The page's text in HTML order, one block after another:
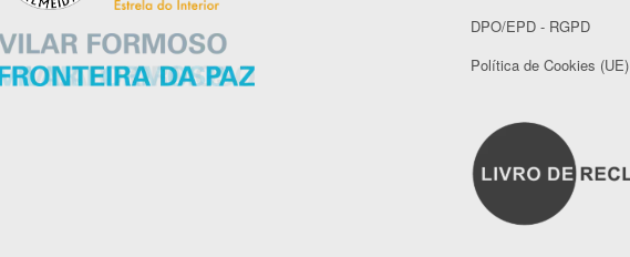
DPO/EPD - RGPD
Política de Cookies (UE)